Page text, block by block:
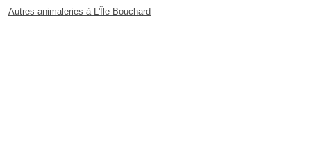
Autres animaleries à L'Île-Bouchard